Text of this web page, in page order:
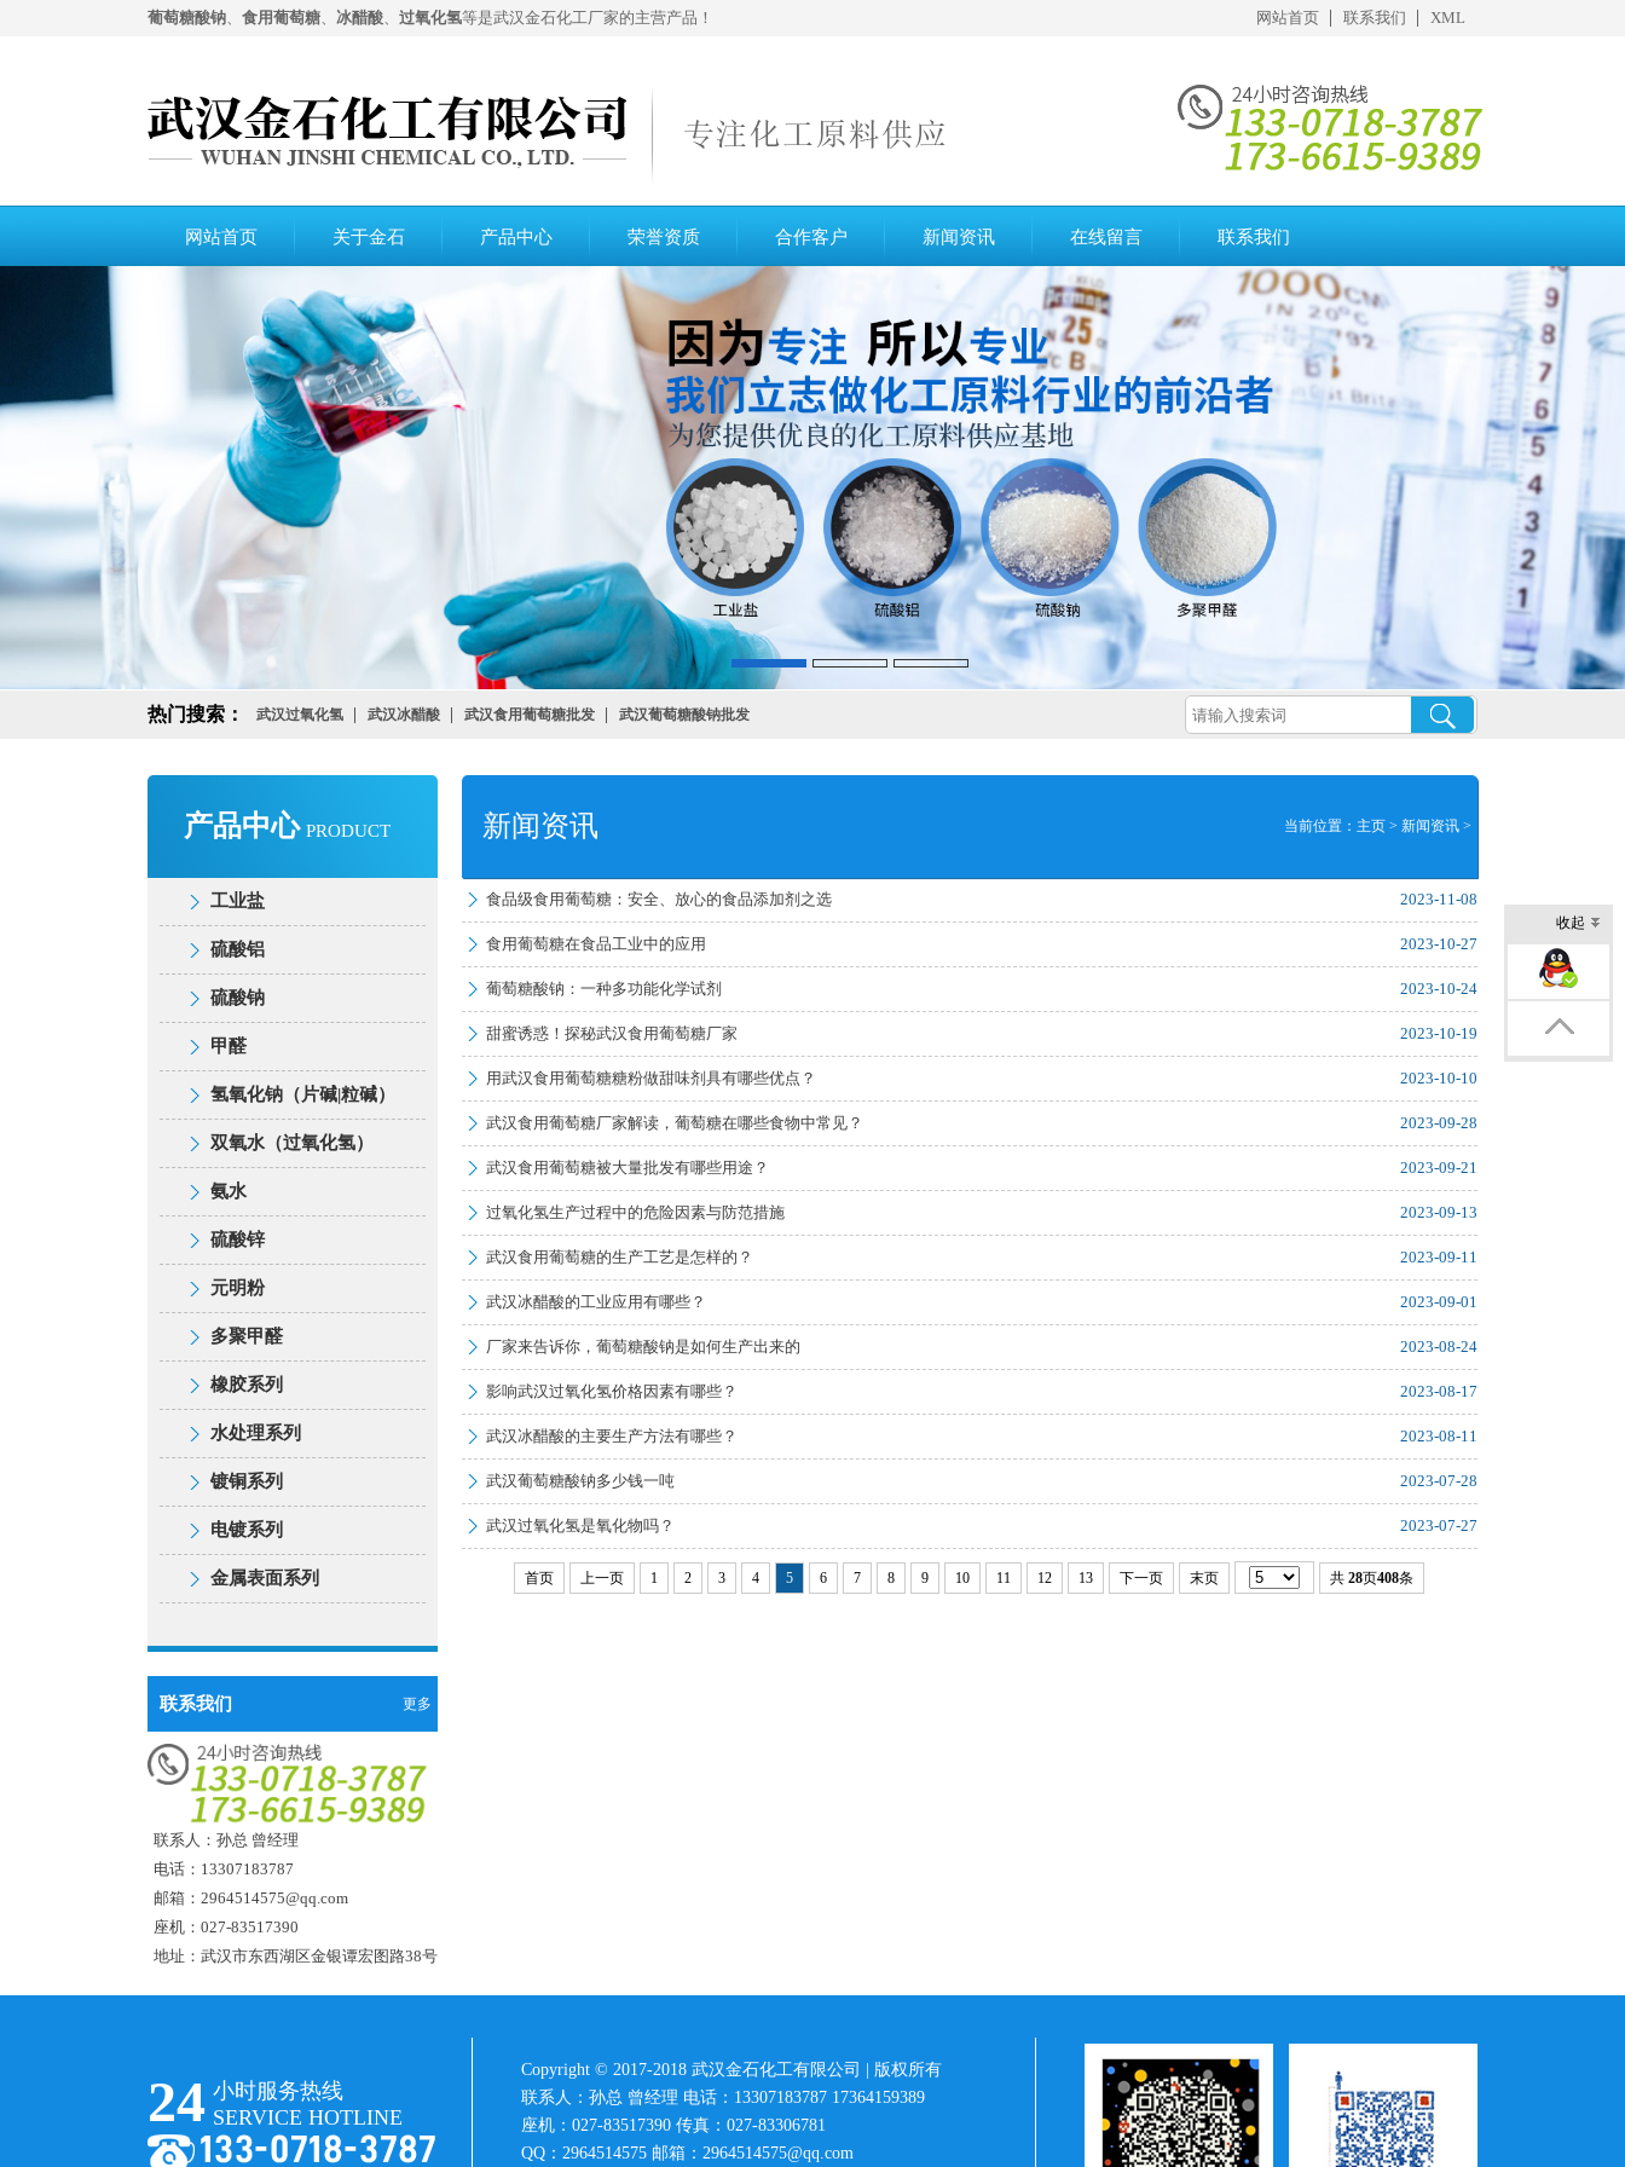
葡萄糖酸钠、 食用葡萄糖、 冰醋酸、 过氧化氢等是武汉金石化工厂家的主营产品！ 网站首页 联系我们 XML
网站首页 关于金石 产品中心 荣誉资质 合作客户 新闻资讯 在线留言 联系我们
热门搜索： 武汉过氧化氢 武汉冰醋酸 武汉食用葡萄糖批发 武汉葡萄糖酸钠批发
产品中心 PRODUCT
工业盐
工业盐
硫酸铝
甲醛
橡胶系列
氢氧化钠（片碱|粒碱）
氨水
硫酸锌
元明粉
重铬酸钾
水处理系列
镀铜系列
金属表面系列
硫酸铝
工业盐
硫酸铝
甲醛
橡胶系列
氢氧化钠（片碱|粒碱）
氨水
硫酸锌
元明粉
重铬酸钾
水处理系列
镀铜系列
金属表面系列
硫酸钠
工业盐
硫酸铝
甲醛
橡胶系列
氢氧化钠（片碱|粒碱）
氨水
硫酸锌
元明粉
重铬酸钾
水处理系列
镀铜系列
金属表面系列
甲醛
工业盐
硫酸铝
甲醛
橡胶系列
氢氧化钠（片碱|粒碱）
氨水
硫酸锌
元明粉
重铬酸钾
水处理系列
镀铜系列
氢氧化钠（片碱|粒碱）
工业盐
硫酸铝
甲醛
橡胶系列
氢氧化钠（片碱|粒碱）
氨水
硫酸锌
元明粉
重铬酸钾
水处理系列
镀铜系列
电镀系列
金属表面系列
双氧水（过氧化氢）
工业盐
硫酸铝
甲醛
橡胶系列
氢氧化钠（片碱|粒碱）
氨水
硫酸锌
元明粉
重铬酸钾
镀铜系列
电镀系列
金属表面系列
氨水
工业盐
硫酸铝
甲醛
橡胶系列
氢氧化钠（片碱|粒碱）
氨水
硫酸锌
元明粉
镀铜系列
电镀系列
金属表面系列
硫酸锌
工业盐
硫酸铝
甲醛
橡胶系列
氢氧化钠（片碱|粒碱）
氨水
硫酸锌
元明粉
多聚甲醛
重铬酸钾
水处理系列
镀铜系列
电镀系列
金属表面系列
元明粉
工业盐
硫酸铝
甲醛
橡胶系列
氢氧化钠（片碱|粒碱）
氨水
元明粉
多聚甲醛
重铬酸钾
水处理系列
镀铜系列
电镀系列
金属表面系列
多聚甲醛
工业盐
硫酸铝
甲醛
橡胶系列
氢氧化钠（片碱|粒碱）
元明粉
多聚甲醛
重铬酸钾
水处理系列
镀铜系列
金属表面系列
橡胶系列
生石灰
塑解剂
标胶
陶土
沉淀硫酸钡
炭黑
防焦剂
防老剂
橡胶促进剂
凡士林
滑石粉
石墨粉
列克纳胶
四氯化碳
水处理系列
次氯酸钠
除垢剂
缓蚀剂
二氧化氯
精制氯化钙
氯化铵
葡萄糖酸钠
氢氧化钙
硫酸亚铁
聚丙烯酰胺
氯化钙
盐酸
消泡剂
镀铜系列
柠檬酸
电镀系列
工业甲醇
硼酸
镀锌光亮剂
硫酸铜
次亚磷酸钠
氯化钾
氯化锌
酒石酸钾钠
金属表面系列
十二烷基硫酸钠
EDTA二钠
三聚磷酸钠
五水偏硅酸钠
磷酸
纯碱
铬酸酐
硫脲
硝酸钠
苯骈三氮唑
联系我们 更多
联系人：孙总 曾经理
电话：13307183787
邮箱：2964514575@qq.com
座机：027-83517390
地址：武汉市东西湖区金银谭宏图路38号
新闻资讯 当前位置： 主页> 新闻资讯>
食品级食用葡萄糖：安全、放心的食品添加剂之选 2023-11-08
食用葡萄糖在食品工业中的应用 2023-10-27
葡萄糖酸钠：一种多功能化学试剂 2023-10-24
甜蜜诱惑！探秘武汉食用葡萄糖厂家 2023-10-19
用武汉食用葡萄糖糖粉做甜味剂具有哪些优点？ 2023-10-10
武汉食用葡萄糖厂家解读，葡萄糖在哪些食物中常见？ 2023-09-28
武汉食用葡萄糖被大量批发有哪些用途？ 2023-09-21
过氧化氢生产过程中的危险因素与防范措施 2023-09-13
武汉食用葡萄糖​的生产工艺是怎样的？ 2023-09-11
武汉冰醋酸的工业应用有哪些？ 2023-09-01
厂家来告诉你，葡萄糖酸钠是如何生产出来的 2023-08-24
影响武汉过氧化氢价格因素有哪些？ 2023-08-17
武汉冰醋酸的主要生产方法有哪些？ 2023-08-11
武汉葡萄糖酸钠多少钱一吨 2023-07-28
武汉过氧化氢是氧化物吗？ 2023-07-27
首页 上一页 1 2 3 4 5 6 7 8 9 10 11 12 13 下一页 末页 共 28页408条
24 小时服务热线
SERVICE HOTLINE
Copyright © 2017-2018 武汉金石化工有限公司 | 版权所有
联系人：孙总 曾经理 电话：13307183787 17364159389
座机：027-83517390 传真：027-83306781
QQ：2964514575 邮箱：2964514575@qq.com
收起
企业QQ交谈
返回顶部